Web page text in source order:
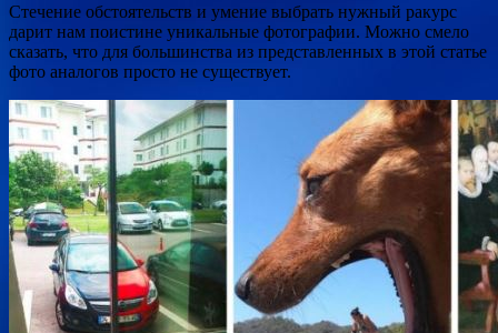
Стечение обстоятельств и умение выбрать нужный ракурс
дарит нам поистине уникальные фотографии. Можно смело
сказать, что для большинства из представленных в этой статье
фото аналогов просто не существует.